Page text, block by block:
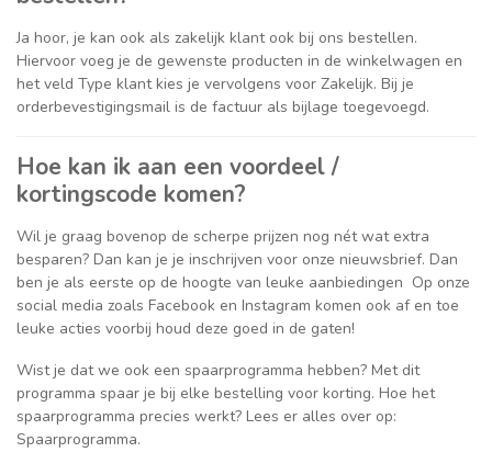
Ja hoor, je kan ook als zakelijk klant ook bij ons bestellen.
Hiervoor voeg je de gewenste producten in de winkelwagen en
het veld Type klant kies je vervolgens voor Zakelijk. Bij je
orderbevestigingsmail is de factuur als bijlage toegevoegd.
Hoe kan ik aan een voordeel /
kortingscode komen?
Wil je graag bovenop de scherpe prijzen nog nét wat extra
besparen? Dan kan je je inschrijven voor onze nieuwsbrief. Dan
ben je als eerste op de hoogte van leuke aanbiedingen Op onze
social media zoals Facebook en Instagram komen ook af en toe
leuke acties voorbij houd deze goed in de gaten!
Wist je dat we ook een spaarprogramma hebben? Met dit
programma spaar je bij elke bestelling voor korting. Hoe het
spaarprogramma precies werkt? Lees er alles over op:
Spaarprogramma.